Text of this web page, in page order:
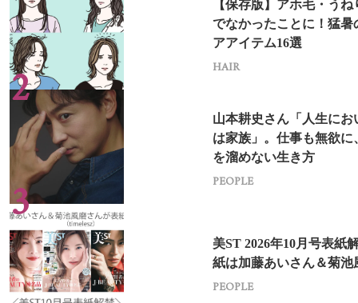
【保存版】アホ毛・う
でなかったことに！猛暑
アアイテム16選
HAIR
山本耕史さん「人生にお
は家族」。仕事も無欲に
を溜めない生き方
PEOPLE
美ST 2026年10月号表紙
紙は加藤あいさん＆菊池
PEOPLE